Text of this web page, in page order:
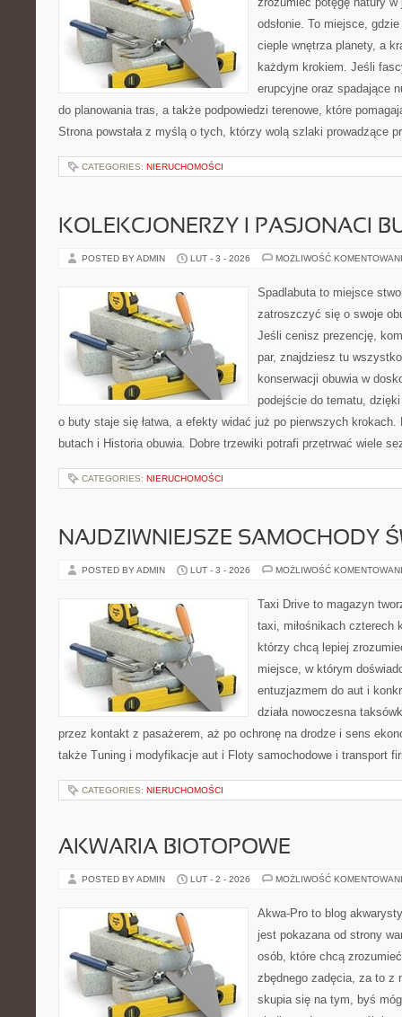
odsłonie. To miejsce,
cieple wnętrza planety, a
każdym krokiem. Jeśli
erupcyjne oraz spadające
do planowania tras, a także podpowiedzi terenowe, które
Strona powstała z myślą o tych, którzy wolą szlaki prowadzące
CATEGORIES: NIERUCHOMOŚCI
KOLEKCJONERZY I PASJONACI
POSTED BY ADMIN LUT - 3 - 2026 MOŻLIWOŚĆ
Spadlabuta to miejsce
zatroszczyć się o swoje
Jeśli cenisz prezencję,
par, znajdziesz tu
konserwacji obuwia w
podejście do tematu,
o buty staje się łatwa, a efekty widać już po pierwszych
butach i Historia obuwia. Dobre trzewiki potrafi przetrwać wiele
CATEGORIES: NIERUCHOMOŚCI
NAJDZIWNIEJSZE SAMOCHODY
POSTED BY ADMIN LUT - 3 - 2026 MOŻLIWOŚĆ
Taxi Drive to magazyn
taxi, miłośnikach czterech
którzy chcą lepiej
miejsce, w którym
entuzjazmem do aut i
działa nowoczesna
przez kontakt z pasażerem, aż po ochronę na drodze i sens
także Tuning i modyfikacje aut i Floty samochodowe i transport
CATEGORIES: NIERUCHOMOŚCI
AKWARIA BIOTOPOWE
POSTED BY ADMIN LUT - 2 - 2026 MOŻLIWOŚĆ
Akwa-Pro to blog
jest pokazana od strony
osób, które chcą
zbędnego zadęcia, za to z
skupia się na tym, byś